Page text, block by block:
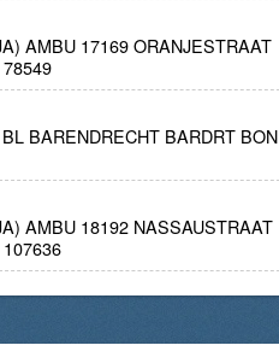
AMBU 17169 ORANJESTRAAT
BARENDRECHT BARDRT BON
AMBU 18192 NASSAUSTRAAT